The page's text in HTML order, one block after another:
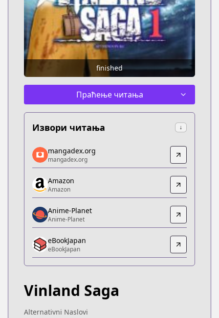
finished
Праћење читања
Извори читања ↓
mangadex.org
mangadex.org
https://mangadex.org/title/5d1fc77e-706a-4fc5-
Amazon
Amazon
https://www.amazon.co.jp/dp/B074C9PB88
Anime-Planet
Anime-Planet
https://www.anime-planet.com/manga/vinland-
eBookJapan
eBookJapan
Official Raw
https://pocket.shonenmagazine.com/episode/
mangadex.org
mangadex.org
Amazon
Amazon
Anime-Planet
Anime-Planet
eBookJapan
eBookJapan
Vinland Saga
Alternativni Naslovi